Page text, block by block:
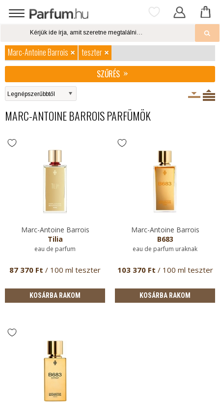
Marc-Antoine Barrois
teszter
SZŰRÉS
MARC-ANTOINE BARROIS PARFÜMÖK
Marc-Antoine Barrois
Tilia
eau de parfum
87 370 Ft / 100 ml teszter
KOSÁRBA RAKOM
Marc-Antoine Barrois
B683
eau de parfum uraknak
103 370 Ft / 100 ml teszter
KOSÁRBA RAKOM